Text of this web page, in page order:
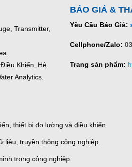
Transmitter,
Khiển, Hệ
Analytics.
BÁO GIÁ &
Yêu Cầu Báo Giá:
Cellphone/Zalo:
Trang sản phẩm:
thiết bị đo lường và điều khiển.
liệu, truyền thông công nghiệp.
trong công nghiệp.